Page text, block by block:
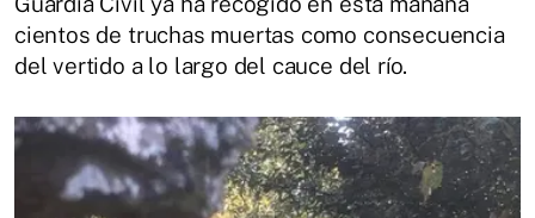
cientos de truchas muertas como consecuencia
del vertido a lo largo del cauce del río.